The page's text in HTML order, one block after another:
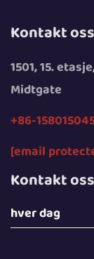
Kontakt oss
1501, 15.
Midtgate
+86-
[email
Kontakt oss
hver dag